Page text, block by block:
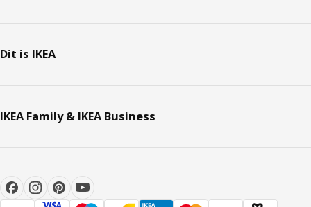
Dit is IKEA
IKEA Family & IKEA Business